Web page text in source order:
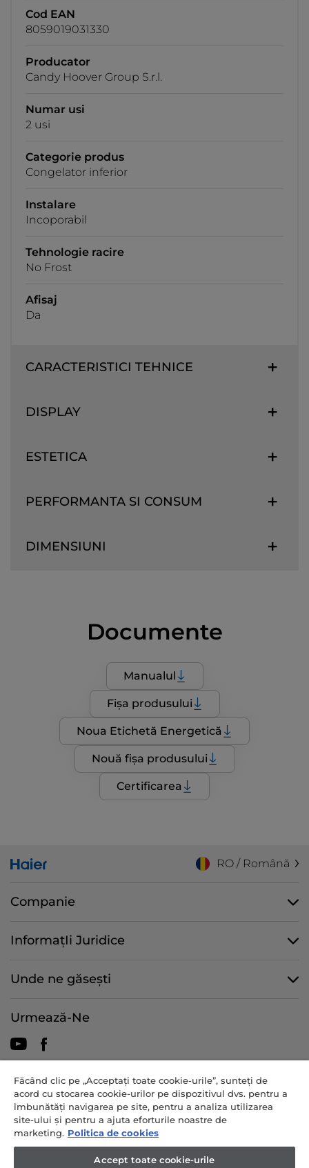
Cod EAN
8059019031330
Producator
Candy Hoover Group S.r.l.
Numar usi
2 usi
Categorie produs
Congelator inferior
Instalare
Incoporabil
Tehnologie racire
No Frost
Afisaj
Da
CARACTERISTICI TEHNICE
DISPLAY
ESTETICA
PERFORMANTA SI CONSUM
DIMENSIUNI
Documente
Manualul
Fișa produsului
Noua Etichetă Energetică
Nouă fișa produsului
Certificarea
RO / Română
Companie
InformațIi Juridice
Unde ne găsești
Urmează-Ne
CANDY HOOVER GROUP S.r.I. - asociat unic - SEDIU SOCIAL: Via
Comolli, 57 - 20861 Brugherio (MB) - Italia - BIROURI
ADMINISTRATIVE: Via Privata Eden Fumagalli snc - 20861 Brugherio
(MB) și Via Trento nr. 20/A-22 - 20871 Vimercate (MB) - Italia - Tel.:
€ vărsat integral - Cod fiscal și numărul de înregistrare în Registrul
Făcând clic pe „Acceptați toate cookie-urile”, sunteți de
acord cu stocarea cookie-urilor pe dispozitivul dvs. pentru a
îmbunătăți navigarea pe site, pentru a analiza utilizarea
site-ului și pentru a ajuta eforturile noastre de
marketing. Politica de cookies
Accept toate cookie-urile